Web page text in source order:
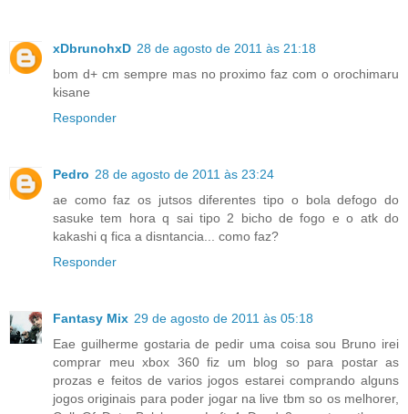
xDbrunohxD 28 de agosto de 2011 às 21:18
bom d+ cm sempre mas no proximo faz com o orochimaru
kisane
Responder
Pedro 28 de agosto de 2011 às 23:24
ae como faz os jutsos diferentes tipo o bola defogo do
sasuke tem hora q sai tipo 2 bicho de fogo e o atk do
kakashi q fica a disntancia... como faz?
Responder
Fantasy Mix 29 de agosto de 2011 às 05:18
Eae guilherme gostaria de pedir uma coisa sou Bruno irei
comprar meu xbox 360 fiz um blog so para postar as
prozas e feitos de varios jogos estarei comprando alguns
jogos originais para poder jogar na live tbm so os melhorer,